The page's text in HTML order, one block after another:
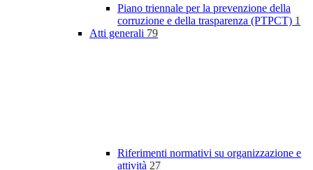
Piano triennale per la prevenzione della
corruzione e della trasparenza (PTPCT) 1
Atti generali 79
Riferimenti normativi su organizzazione e
attività 27